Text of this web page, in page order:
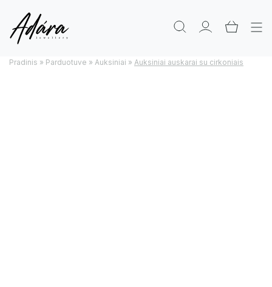
Pradinis » Parduotuve » Auksiniai » Auksiniai auskarai su cirkoniais